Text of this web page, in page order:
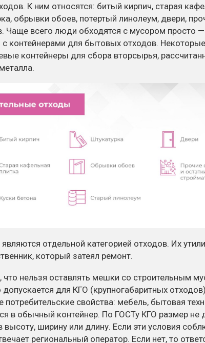
К ним относятся: битый кирпич, старая
обрывки обоев, потертый линолеум, двери,
Чаще всего люди обходятся с мусором просто
контейнерами для бытовых отходов.
контейнеры для сбора вторсырья,
отдельной категорией отходов. Их
который затеял ремонт.
что нельзя оставлять мешки со строительным
допускается для КГО (крупногабаритных
потребительские свойства: мебель, бытовая
в обычный контейнер. По ГОСТу КГО размер
высоту, ширину или длину. Если эти условия
региональный оператор. Если нет, то